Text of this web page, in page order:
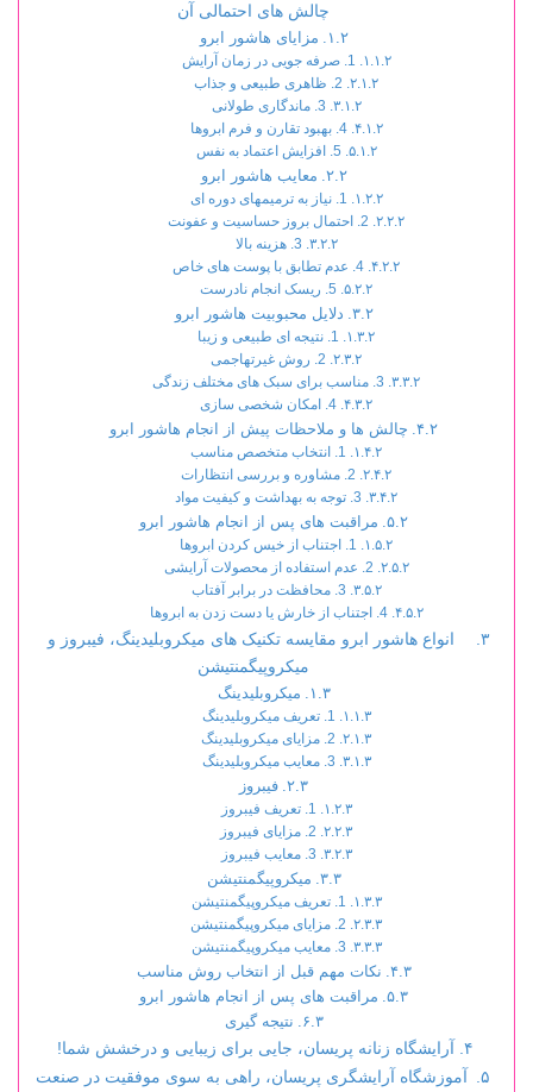
چالش های احتمالی آن
مزایای هاشور ابرو
1. صرفه جویی در زمان آرایش
2. ظاهری طبیعی و جذاب
3. ماندگاری طولانی
4. بهبود تقارن و فرم ابروها
5. افزایش اعتماد به نفس
معایب هاشور ابرو
1. نیاز به ترمیمهای دوره ای
2. احتمال بروز حساسیت و عفونت
3. هزینه بالا
4. عدم تطابق با پوست های خاص
5. ریسک انجام نادرست
دلایل محبوبیت هاشور ابرو
1. نتیجه ای طبیعی و زیبا
2. روش غیرتهاجمی
3. مناسب برای سبک های مختلف زندگی
4. امکان شخصی سازی
چالش ها و ملاحظات پیش از انجام هاشور ابرو
1. انتخاب متخصص مناسب
2. مشاوره و بررسی انتظارات
3. توجه به بهداشت و کیفیت مواد
مراقبت های پس از انجام هاشور ابرو
1. اجتناب از خیس کردن ابروها
2. عدم استفاده از محصولات آرایشی
3. محافظت در برابر آفتاب
4. اجتناب از خارش یا دست زدن به ابروها
انواع هاشور ابرو مقایسه تکنیک های میکروبلیدینگ، فیبروز و
میکروپیگمنتیشن
میکروبلیدینگ
1. تعریف میکروبلیدینگ
2. مزایای میکروبلیدینگ
3. معایب میکروبلیدینگ
فیبروز
1. تعریف فیبروز
2. مزایای فیبروز
3. معایب فیبروز
میکروپیگمنتیشن
1. تعریف میکروپیگمنتیشن
2. مزایای میکروپیگمنتیشن
3. معایب میکروپیگمنتیشن
نکات مهم قبل از انتخاب روش مناسب
مراقبت های پس از انجام هاشور ابرو
نتیجه گیری
آرایشگاه زنانه پریسان، جایی برای زیبایی و درخشش شما!
آموزشگاه آرایشگری پریسان، راهی به سوی موفقیت در صنعت